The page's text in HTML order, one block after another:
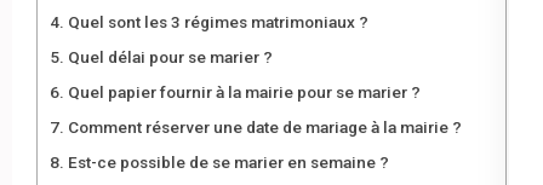
Quel sont les 3 régimes matrimoniaux ?
Quel délai pour se marier ?
Quel papier fournir à la mairie pour se marier ?
Comment réserver une date de mariage à la mairie ?
Est-ce possible de se marier en semaine ?